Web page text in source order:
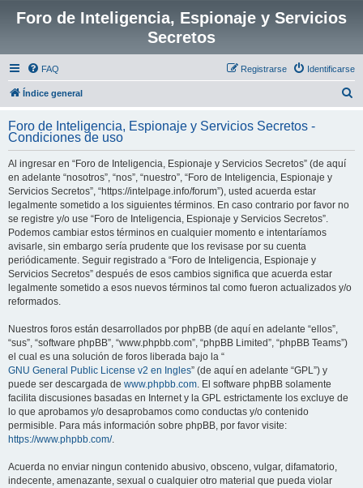
Foro de Inteligencia, Espionaje y Servicios
Secretos
FAQ Identificarse
Registrarse
Índice general
c
Foro de Inteligencia, Espionaje y Servicios Secretos -
Condiciones de uso
Al ingresar en “Foro de Inteligencia, Espionaje y Servicios Secretos” (de aquí
en adelante “nosotros”, “nos”, “nuestro”, “Foro de Inteligencia, Espionaje y
Servicios Secretos”, “https://intelpage.info/forum”), usted acuerda estar
legalmente sometido a los siguientes términos. En caso contrario por favor no
se registre y/o use “Foro de Inteligencia, Espionaje y Servicios Secretos”.
Podemos cambiar estos términos en cualquier momento e intentaríamos
avisarle, sin embargo sería prudente que los revisase por su cuenta
periódicamente. Seguir registrado a “Foro de Inteligencia, Espionaje y
Servicios Secretos” después de esos cambios significa que acuerda estar
legalmente sometido a esos nuevos términos tal como fueron actualizados y/o
reformados.
Nuestros foros están desarrollados por phpBB (de aquí en adelante “ellos”,
“sus”, “software phpBB”, “www.phpbb.com”, “phpBB Limited”, “phpBB Teams”)
el cual es una solución de foros liberada bajo la “
GNU General Public License v2 en Ingles” (de aquí en adelante “GPL”) y
puede ser descargada de www.phpbb.com. El software phpBB solamente
facilita discusiones basadas en Internet y la GPL estrictamente los excluye de
lo que aprobamos y/o desaprobamos como conductas y/o contenido
permisible. Para más información sobre phpBB, por favor visite:
https://www.phpbb.com/.
Acuerda no enviar ningun contenido abusivo, obsceno, vulgar, difamatorio,
indecente, amenazante, sexual o cualquier otro material que pueda violar